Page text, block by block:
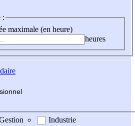
:
maximale (en heure)
heures
Industrie